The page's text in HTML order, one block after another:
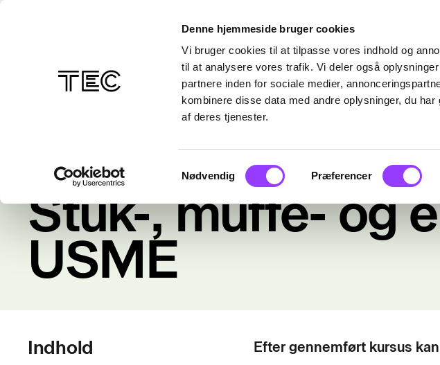
Denne hjemmeside bruger cookies
Vi bruger cookies til at tilpasse vores indhold og
til at analysere vores trafik. Vi deler også
partnere inden for sociale medier,
kombinere disse data med andre oplysninger, du
af deres tjenester.
Samtykkevalg
Nødvendig Præferencer
Kurser/Alle kurser
Stuk-, muffe- og
USME
Indhold
Efter gennemført kursus